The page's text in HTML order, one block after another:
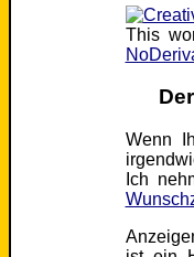
This
Wenn
Ich